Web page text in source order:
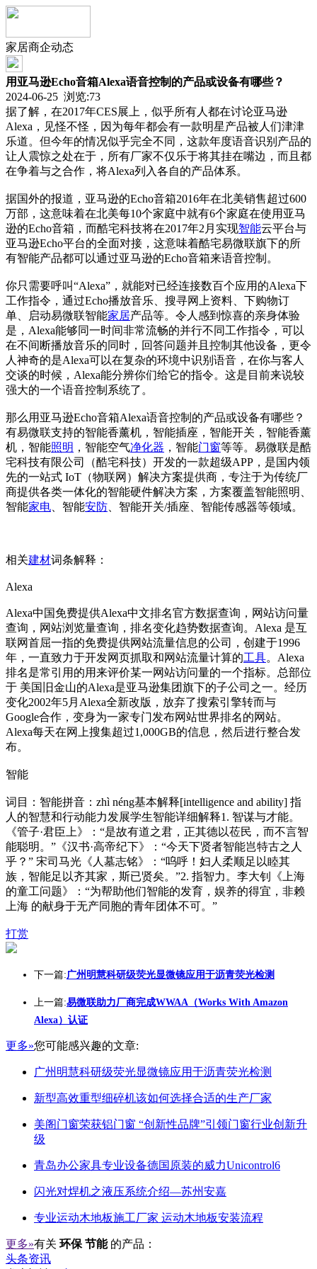
家居商企动态
用亚马逊Echo音箱Alexa语音控制的产品或设备有哪些？
2024-06-25 浏览:73
据了解，在2017年CES展上，似乎所有人都在讨论亚马逊
Alexa，见怪不怪，因为每年都会有一款明星产品被人们津津
乐道。但今年的情况似乎完全不同，这款年度语音识别产品的
让人震惊之处在于，所有厂家不仅乐于将其挂在嘴边，而且都
在争着与之合作，将Alexa列入各自的产品体系。
据国外的报道，亚马逊的Echo音箱2016年在北美销售超过600
万部，这意味着在北美每10个家庭中就有6个家庭在使用亚马
逊的Echo音箱，而酷宅科技将在2017年2月实现智能云平台与
亚马逊Echo平台的全面对接，这意味着酷宅易微联旗下的所
有智能产品都可以通过亚马逊的Echo音箱来语音控制。
你只需要呼叫“Alexa”，就能对已经连接数百个应用的Alexa下
工作指令，通过Echo播放音乐、搜寻网上资料、下购物订
单、启动易微联智能家居产品等。令人感到惊喜的亲身体验
是，Alexa能够同一时间非常流畅的并行不同工作指令，可以
在不间断播放音乐的同时，回答问题并且控制其他设备，更令
人神奇的是Alexa可以在复杂的环境中识别语音，在你与客人
交谈的时候，Alexa能分辨你们给它的指令。这是目前来说较
强大的一个语音控制系统了。
那么用亚马逊Echo音箱Alexa语音控制的产品或设备有哪些？
有易微联支持的智能香薰机，智能插座，智能开关，智能香薰
机，智能照明 ，智能空气净化器 ，智能门窗等等。易微联是酷
宅科技有限公司（酷宅科技）开发的一款超级APP，是国内领
先的一站式 IoT（物联网）解决方案提供商，专注于为传统厂
商提供各类一体化的智能硬件解决方案，方案覆盖智能照明、
智能家电 、智能安防 、智能开关/插座、智能传感器等领域。
相关建材词条解释：
Alexa
Alexa中国免费提供Alexa中文排名官方数据查询，网站访问量
查询，网站浏览量查询，排名变化趋势数据查询。Alexa 是互
联网首屈一指的免费提供网站流量信息的公司，创建于1996
年，一直致力于开发网页抓取和网站流量计算的工具。Alexa
排名是常引用的用来评价某一网站访问量的一个指标。总部位
于 美国旧金山的Alexa是亚马逊集团旗下的子公司之一。经历
变化2002年5月Alexa全新改版，放弃了搜索引擎转而与
Google合作，变身为一家专门发布网站世界排名的网站。
Alexa每天在网上搜集超过1,000GB的信息，然后进行整合发
布。
智能
词目：智能拼音：zhì néng基本解释[intelligence and ability] 指
人的智慧和行动能力发展学生智能详细解释1. 智谋与才能。
《管子·君臣上》：“是故有道之君，正其德以莅民，而不言智
能聪明。”《汉书·高帝纪下》：“今天下贤者智能岂特古之人
乎？” 宋司马光《人墓志铭》：“呜呼！妇人柔顺足以睦其
族，智能足以齐其家，斯已贤矣。”2. 指智力。李大钊《上海
的童工问题》：“为帮助他们智能的发育，娱养的得宜，非赖
上海 的献身于无产同胞的青年团体不可。”
打赏
下一篇:广州明慧科研级荧光显微镜应用于沥青荧光检测
上一篇:易微联助力厂商完成WWAA（Works With Amazon
Alexa）认证
更多»您可能感兴趣的文章:
广州明慧科研级荧光显微镜应用于沥青荧光检测
新型高效重型细碎机该如何选择合适的生产厂家
美阁门窗荣获铝门窗 “创新性品牌”引领门窗行业创新升
级
青岛办公家具专业设备德国原装的威力Unicontrol6
闪光对焊机之液压系统介绍—苏州安嘉
专业运动木地板施工厂家 运动木地板安装流程
更多»有关 环保 节能 的产品：
头条资讯